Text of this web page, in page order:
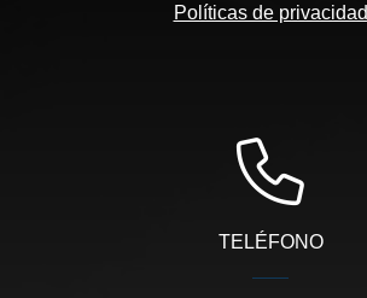
Políticas de privacidad
TELÉFONO